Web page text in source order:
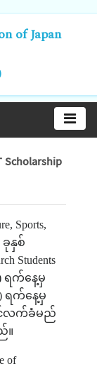
of Japan
Scholarship
Sports,
ခုနှစ်
Students
ရက်နေ့မှ
ရက်နေ့မှ
လက်ခံမည်
။
of